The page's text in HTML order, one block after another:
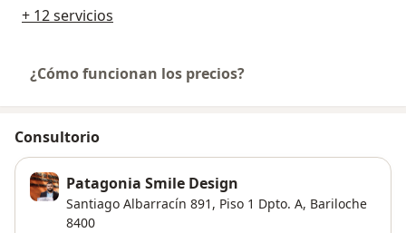
+ 12 servicios
¿Cómo funcionan los precios?
Consultorio
Patagonia Smile Design
Santiago Albarracín 891, Piso 1 Dpto. A, Bariloche
8400